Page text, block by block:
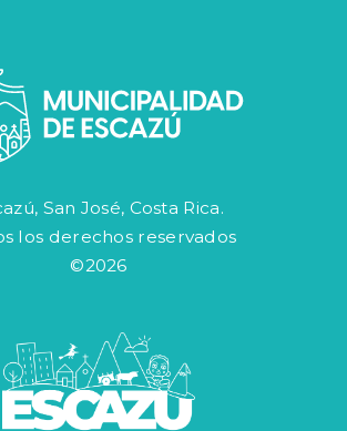
San José, Costa Rica.
los derechos reservados
©2026